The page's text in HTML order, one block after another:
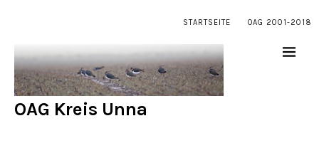
STARTSEITE OAG 2001-2018
OAG Kreis Unna